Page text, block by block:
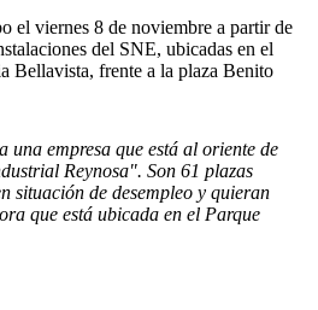
el viernes 8 de noviembre a partir de
del SNE, ubicadas en el
Bellavista, frente a la plaza Benito
una empresa que está al oriente de
Reynosa". Son 61 plazas
situación de desempleo y quieran
que está ubicada en el Parque